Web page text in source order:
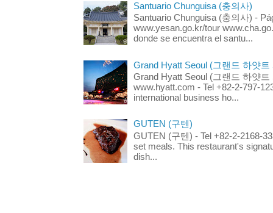
Santuario Chunguisa (충의사)
Santuario Chunguisa (충의사) -
www.yesan.go.kr/tour
donde se encuentra el santu...
Grand Hyatt Seoul (그랜드 하얏트
Grand Hyatt Seoul (그랜드 하얏트
www.hyatt.com - Tel +82-2-797-
international business ho...
GUTEN (구텐)
GUTEN (구텐) - Tel +82-2-2168-
set meals. This restaurant's
dish...